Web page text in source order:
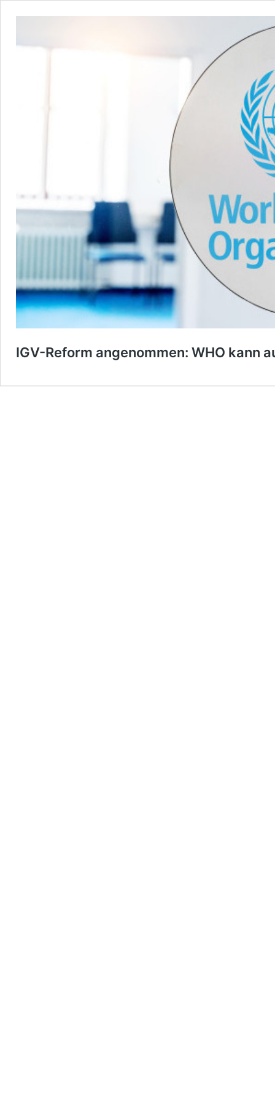
IGV-Reform angenommen: WHO kann